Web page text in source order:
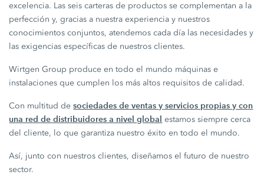
excelencia. Las seis carteras de productos se complementan a la
perfección y, gracias a nuestra experiencia y nuestros
conocimientos conjuntos, atendemos cada día las necesidades y
las exigencias específicas de nuestros clientes.
Wirtgen Group produce en todo el mundo máquinas e
instalaciones que cumplen los más altos requisitos de calidad.
Con multitud desociedades de ventas y servicios propias y con
una red de distribuidores a nivel global estamos siempre cerca
del cliente, lo que garantiza nuestro éxito en todo el mundo.
Así, junto con nuestros clientes, diseñamos el futuro de nuestro
sector.